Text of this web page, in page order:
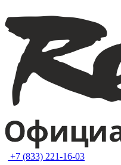
+7 (833) 221-16-03